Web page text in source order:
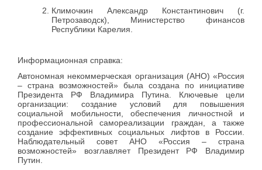
Климочкин Александр Константинович (г.
Петрозаводск), Министерство финансов
Республики Карелия.
Информационная справка:
Автономная некоммерческая организация (АНО) «Россия
– страна возможностей» была создана по инициативе
Президента РФ Владимира Путина. Ключевые цели
организации: создание условий для повышения
социальной мобильности, обеспечения личностной и
профессиональной самореализации граждан, а также
создание эффективных социальных лифтов в России.
Наблюдательный совет АНО «Россия – страна
возможностей» возглавляет Президент РФ Владимир
Путин.